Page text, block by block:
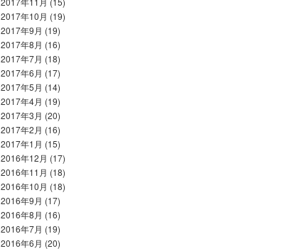
2017年10月 (19)
2017年9月 (19)
2017年8月 (16)
2017年7月 (18)
2017年6月 (17)
2017年5月 (14)
2017年4月 (19)
2017年3月 (20)
2017年2月 (16)
2017年1月 (15)
2016年12月 (17)
2016年11月 (18)
2016年10月 (18)
2016年9月 (17)
2016年8月 (16)
2016年7月 (19)
2016年6月 (20)